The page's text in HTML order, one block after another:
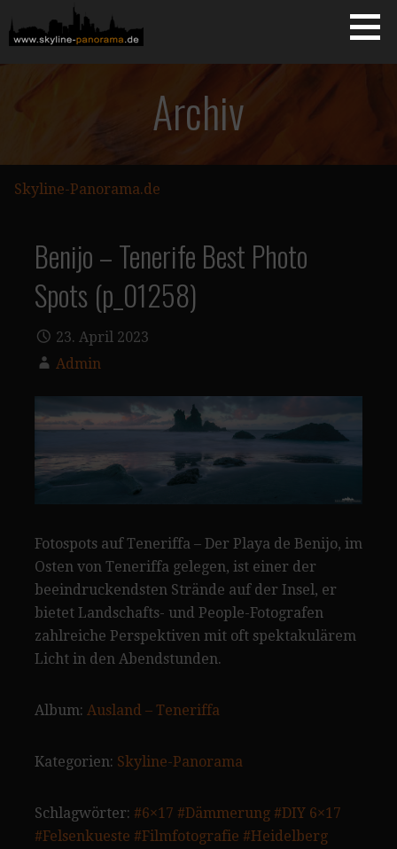
Inhalt
springen
SKYLINE-PANORAMA.DE
Archiv
Skyline-Panorama.de
Benijo – Tenerife Best Photo
Spots (p_01258)
23. April 2023
Admin
Fotospots auf Teneriffa – Der Playa de Benijo, im
Osten von Teneriffa gelegen, ist einer der
beeindruckendsten Strände auf der Insel, er
bietet Landschafts- und People-Fotografen
zahlreiche Perspektiven mit oft spektakulärem
Licht in den Abendstunden.
Album: Ausland – Teneriffa
Kategorien: Skyline-Panorama
Schlagwörter: #6×17 #Dämmerung #DIY 6×17
#Felsenkueste #Filmfotografie #Heidelberg